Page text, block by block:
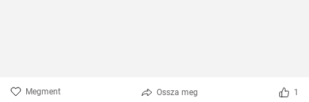
Megment Ossza meg 1